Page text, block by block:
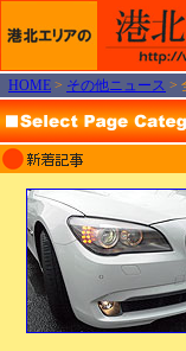
HOME > その他ニュース >